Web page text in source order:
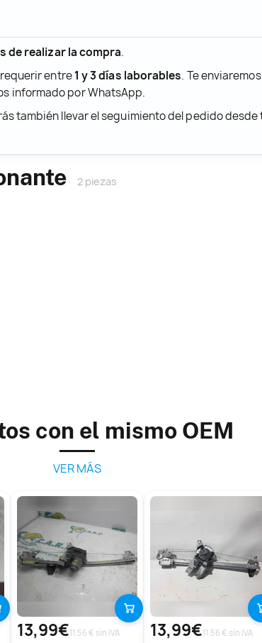
de realizar la compra.
entre1 y 3 días laborables. Te
informado por WhatsApp.
también llevar el seguimiento del pedido desde
2 piezas
con el mismo OEM
VER MÁS
13,99€11.56 € sin IVA 13,99€11.56 € sin IVA